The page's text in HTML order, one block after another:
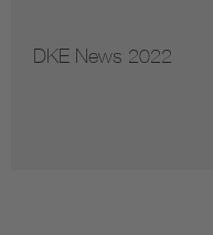
DKE News 2022